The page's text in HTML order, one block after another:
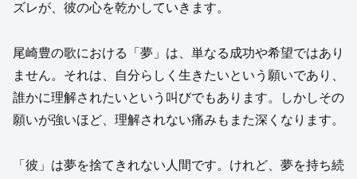
ズレが、彼の心を乾かしていきます。
尾崎豊の歌における「夢」は、単なる成功や希望ではあり
ません。それは、自分らしく生きたいという願いであり、
誰かに理解されたいという叫びでもあります。しかしその
願いが強いほど、理解されない痛みもまた深くなります。
「彼」は夢を捨てきれない人間です。けれど、夢を持ち続